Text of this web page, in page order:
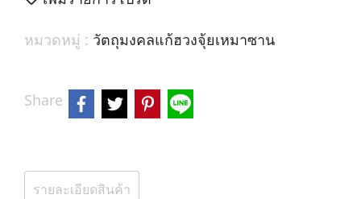
หมวดหมู่ : วัตถุมงคลแก้ฮวงจุ้ยเหมาซาน
Share
รายละเอียดสินค้า